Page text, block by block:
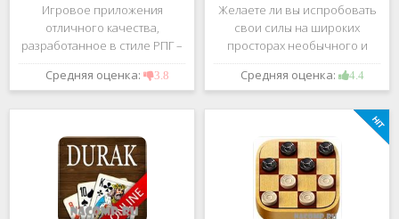
Игровое приложения
отличного качества,
разработанное в стиле РПГ –
это, конечно же, Dark
Avenger. В ней вы сможете
большое количество
проблем на свою
Средняя оценка: 3.8
Желаете ли вы испробовать
свои силы на широких
просторах необычного и
удивительного мира,
который наполнен
Если да, тогда вам к нам. Игра,
которую мы вам предложим
ниже и о
Средняя оценка: 4.4